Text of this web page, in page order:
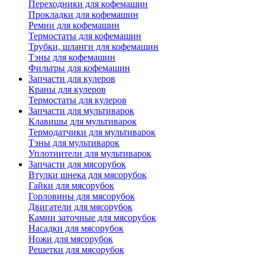
Переходники для кофемашин
Прокладки для кофемашин
Ремни для кофемашин
Термостаты для кофемашин
Трубки, шланги для кофемашин
Тэны для кофемашин
Фильтры для кофемашин
Запчасти для кулеров
Краны для кулеров
Термостаты для кулеров
Запчасти для мультиварок
Клавишы для мультиварок
Термодатчики для мультиварок
Тэны для мультиварок
Уплотнители для мультиварок
Запчасти для мясорубок
Втулки шнека для мясорубок
Гайки для мясорубок
Горловины для мясорубок
Двигатели для мясорубок
Камни заточные для мясорубок
Насадки для мясорубок
Ножи для мясорубок
Решетки для мясорубок